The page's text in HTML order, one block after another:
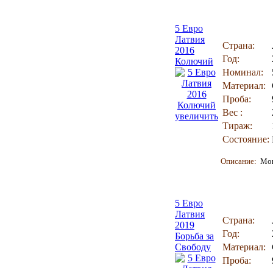
5 Евро
Латвия
2016
Колючий
увеличить
Страна:
Год:
Номинал:
Материал:
Проба:
Вес :
Тираж:
Состояние:
Описание:
5 Евро
Латвия
2019
Борьба за
Свободу
Страна:
Год:
Материал:
Проба: